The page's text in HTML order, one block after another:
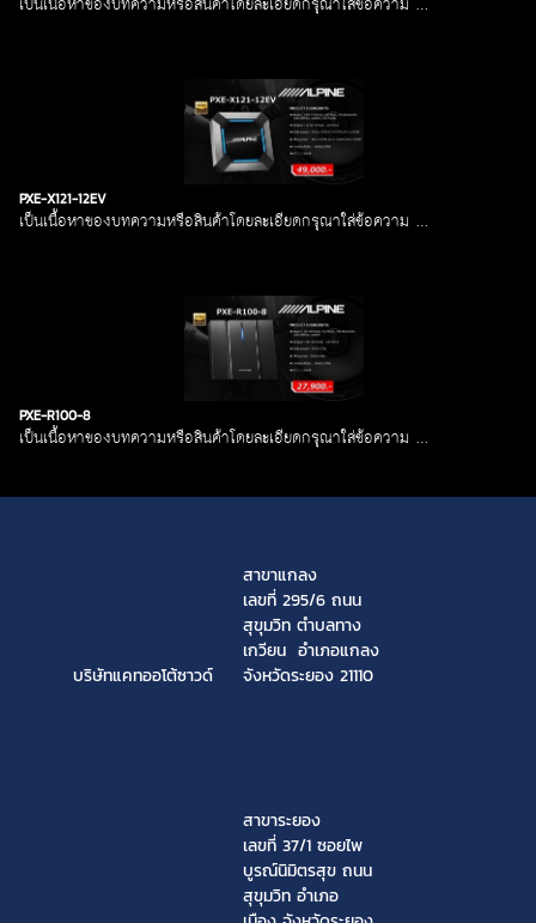
PXE-X121-12EV
เป็นเนื้อหาของบทความหรือสินค้าโดยละเอียดกรุณาใส่ข้อความ …
PXE-R100-8
เป็นเนื้อหาของบทความหรือสินค้าโดยละเอียดกรุณาใส่ข้อความ …
บริษัทแคทออโต้ซาวด์
สาขาแกลง
เลขที่ 295/6 ถนน
สุขุมวิท ตำบลทาง
เกวียน อำเภอแกลง
จังหวัดระยอง 21110
สาขาระยอง
เลขที่ 37/1 ซอยไพ
บูรณ์นิมิตรสุข ถนน
สุขุมวิท อำเภอ